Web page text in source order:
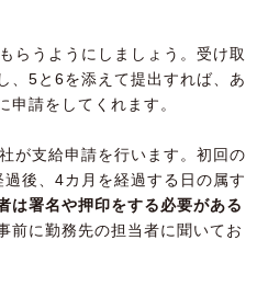
らうようにしましょう。受け取
、5と6を添えて提出すれば、あ
申請をしてくれます。
が支給申請を行います。初回の
後、4カ月を経過する日の属す
は署名や押印をする必要がある
前に勤務先の担当者に聞いてお